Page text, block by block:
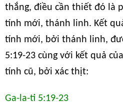
thắng, điều cần thiết đó là
tính mới, thánh linh. Kết
tính mới, bởi thánh linh,
5:19-23 cùng với kết quả
tính cũ, bởi xác thịt:
Ga-la-ti 5:19-23